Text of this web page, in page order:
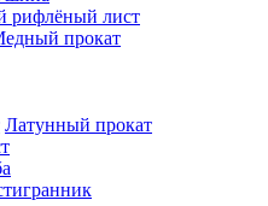
рифлёный лист
прокат
Латунный прокат